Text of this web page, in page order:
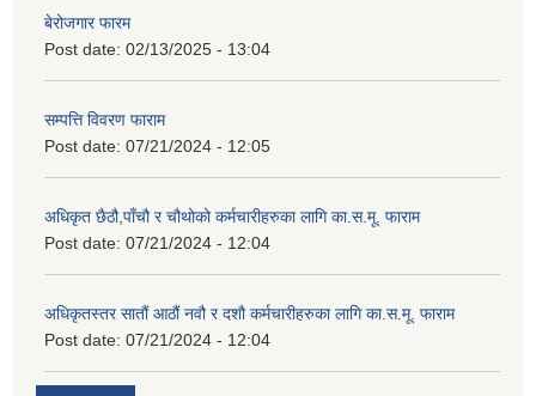
बेरोजगार फारम
Post date: 02/13/2025 - 13:04
सम्पत्ति विवरण फाराम
Post date: 07/21/2024 - 12:05
अधिकृत छैठौ,पाँचौ र चौथोको कर्मचारीहरुका लागि का.स.मू. फाराम
Post date: 07/21/2024 - 12:04
अधिकृतस्तर सातौं आठौं नवौ र दशौ कर्मचारीहरुका लागि का.स.मू. फाराम
Post date: 07/21/2024 - 12:04